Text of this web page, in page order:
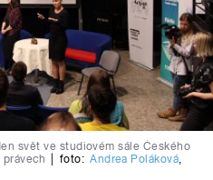
svět ve studiovém sále Českého
foto: Andrea Poláková,